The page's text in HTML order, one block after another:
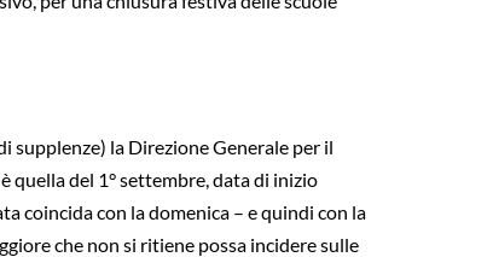
la Direzione Generale per il
quella del 1° settembre, data di inizio
coincida con la domenica – e quindi con la
che non si ritiene possa incidere sulle